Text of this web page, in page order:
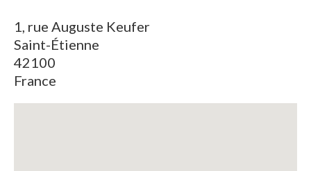
1, rue Auguste Keufer
Saint-Étienne
42100
France